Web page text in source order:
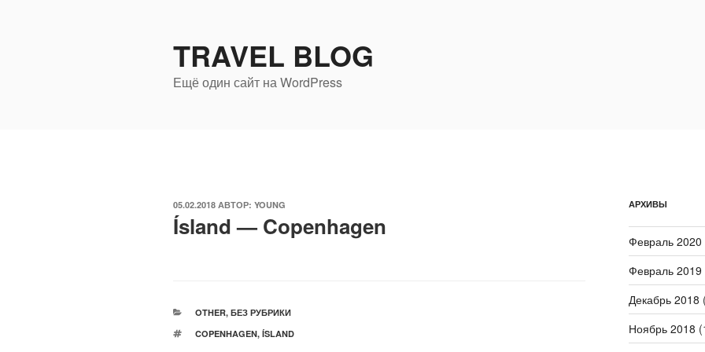
TRAVEL BLOG
Ещё один сайт на WordPress
ОПУБЛИКОВАНО
05.02.2018 АВТОР: YOUNG
Ísland — Copenhagen
РУБРИКИ
OTHER, БЕЗ РУБРИКИ
МЕТКИ
COPENHAGEN, ÍSLAND
АРХИВЫ
Февраль 2020
Февраль 2019
Декабрь 2018
Ноябрь 2018